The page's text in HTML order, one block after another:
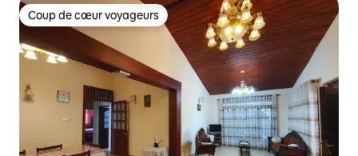
Coup de cœur voyageurs
Coup de cœur voyageurs